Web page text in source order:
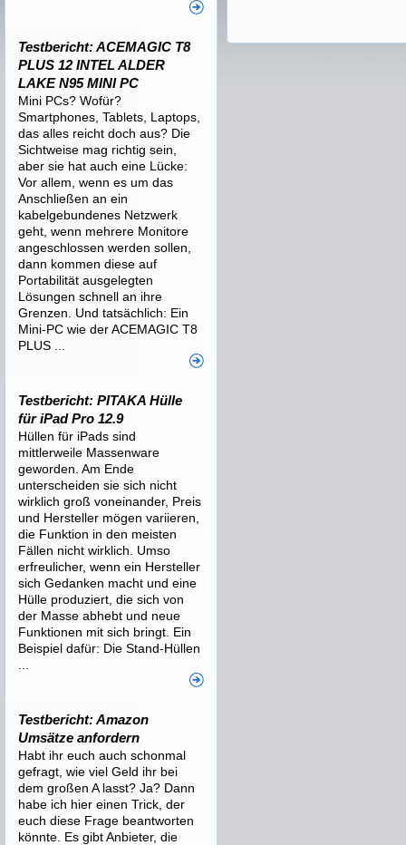
Testbericht: ACEMAGIC T8
PLUS 12 INTEL ALDER
LAKE N95 MINI PC
Mini PCs? Wofür?
Smartphones, Tablets, Laptops,
das alles reicht doch aus? Die
Sichtweise mag richtig sein,
aber sie hat auch eine Lücke:
Vor allem, wenn es um das
Anschließen an ein
kabelgebundenes Netzwerk
geht, wenn mehrere Monitore
angeschlossen werden sollen,
dann kommen diese auf
Portabilität ausgelegten
Lösungen schnell an ihre
Grenzen. Und tatsächlich: Ein
Mini-PC wie der ACEMAGIC T8
PLUS ...
Testbericht: PITAKA Hülle
für iPad Pro 12.9
Hüllen für iPads sind
mittlerweile Massenware
geworden. Am Ende
unterscheiden sie sich nicht
wirklich groß voneinander, Preis
und Hersteller mögen variieren,
die Funktion in den meisten
Fällen nicht wirklich. Umso
erfreulicher, wenn ein Hersteller
sich Gedanken macht und eine
Hülle produziert, die sich von
der Masse abhebt und neue
Funktionen mit sich bringt. Ein
Beispiel dafür: Die Stand-Hüllen
Testbericht: Amazon
Umsätze anfordern
Habt ihr euch auch schonmal
gefragt, wie viel Geld ihr bei
dem großen A lasst? Ja? Dann
habe ich hier einen Trick, der
euch diese Frage beantworten
könnte. Es gibt Anbieter, die